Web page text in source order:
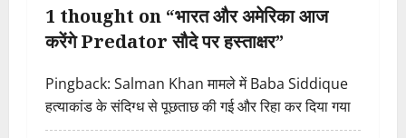
a
i
1 thought on “भारत और अमेरिका आज
करेंगे Predator सौदे पर हस्ताक्षर”
Pingback: Salman Khan मामले में Baba Siddique
हत्याकांड के संदिग्ध से पूछताछ की गई और रिहा कर दिया गया